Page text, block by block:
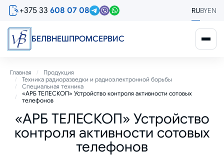
Перейти
содержанию
+375 33 608 07 08 RUBYEN
БЕЛВНЕШПРОМСЕРВИС
Строка
навигации
Главная
Продукция
Техника радиоразведки и радиоэлектронной борьбы
Специальная техника
«АРБ ТЕЛЕСКОП» Устройство контроля активности сотовых
телефонов
«АРБ ТЕЛЕСКОП» Устройство
контроля активности сотовых
телефонов